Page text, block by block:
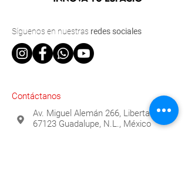
Síguenos en nuestras redes sociales
Contáctanos
Av. Miguel Alemán 266, Libertad,
67123 Guadalupe, N.L., México